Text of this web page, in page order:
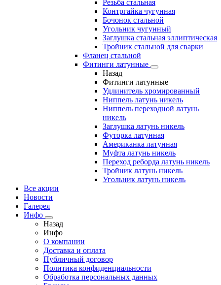
Резьба стальная
Контргайка чугунная
Бочонок стальной
Угольник чугунный
Заглушка стальная эллиптическая
Тройник стальной для сварки
Фланец стальной
Фитинги латунные
Назад
Фитинги латунные
Удлинитель хромированный
Ниппель латунь никель
Ниппель переходной латунь
никель
Заглушка латунь никель
Футорка латунная
Американка латунная
Муфта латунь никель
Переход реборда латунь никель
Тройник латунь никель
Угольник латунь никель
Все акции
Новости
Галерея
Инфо
Назад
Инфо
О компании
Доставка и оплата
Публичный договор
Политика конфиденциальности
Обработка персональных данных